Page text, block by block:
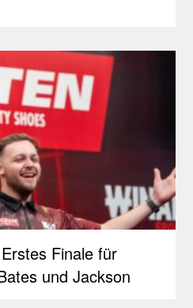
Finale für
und Jackson